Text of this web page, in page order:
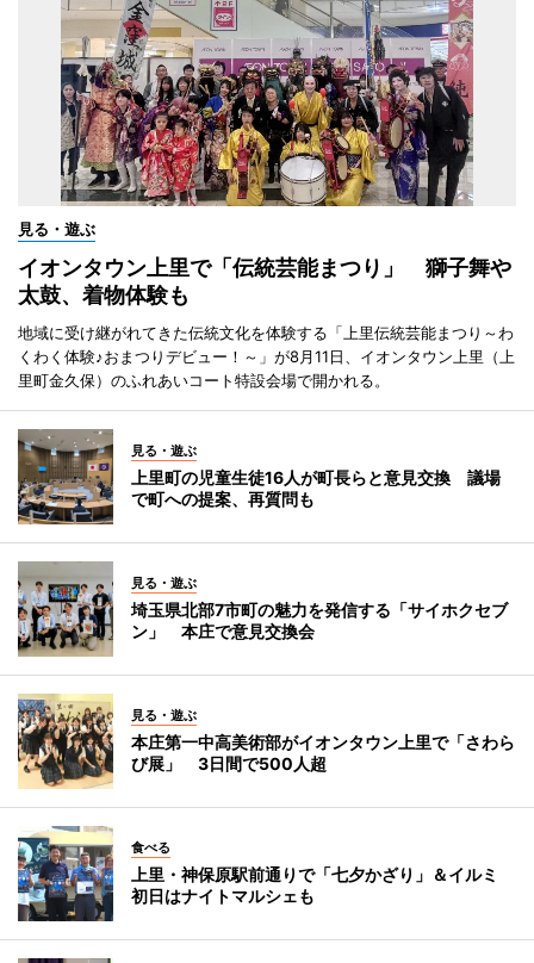
見る・遊ぶ
イオンタウン上里で「伝統芸能まつり」 獅子舞や
太鼓、着物体験も
地域に受け継がれてきた伝統文化を体験する「上里伝統芸能まつり～わ
くわく体験♪おまつりデビュー！～」が8月11日、イオンタウン上里（上
里町金久保）のふれあいコート特設会場で開かれる。
見る・遊ぶ
上里町の児童生徒16人が町長らと意見交換 議場
で町への提案、再質問も
見る・遊ぶ
埼玉県北部7市町の魅力を発信する「サイホクセブ
ン」 本庄で意見交換会
見る・遊ぶ
本庄第一中高美術部がイオンタウン上里で「さわら
び展」 3日間で500人超
食べる
上里・神保原駅前通りで「七夕かざり」＆イルミ
初日はナイトマルシェも